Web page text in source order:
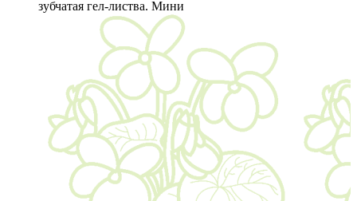
зубчатая гел-листва. Мини